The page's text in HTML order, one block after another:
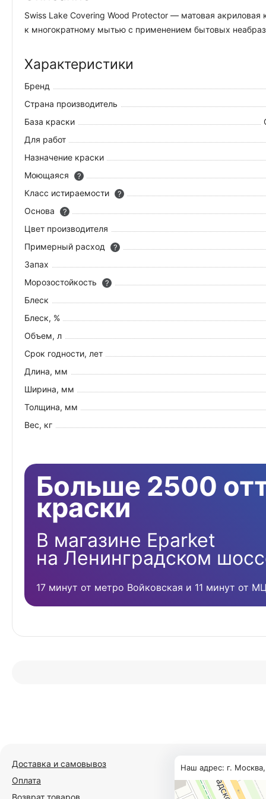
Swiss Lake Covering Wood Protector — матовая
к многократному мытью с применением бытовых
Характеристики
Бренд
Страна производитель
База краски
Для работ
Назначение краски
Моющаяся
?
Класс истираемости
?
Основа
?
Цвет производителя
Примерный расход
?
Запах
Морозостойкость
?
Блеск
Блеск, %
Объем, л
Срок годности, лет
Длина, мм
Ширина, мм
Толщина, мм
Вес, кг
Больше 2500
краски
В магазине Eparket
на Ленинградском
17 минут от метро Войковская и 11 минут от
Доставка и самовывоз
Оплата
Возврат товаров
Наш адрес: г.